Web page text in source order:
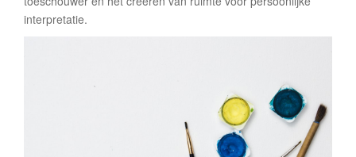
interpretatie.